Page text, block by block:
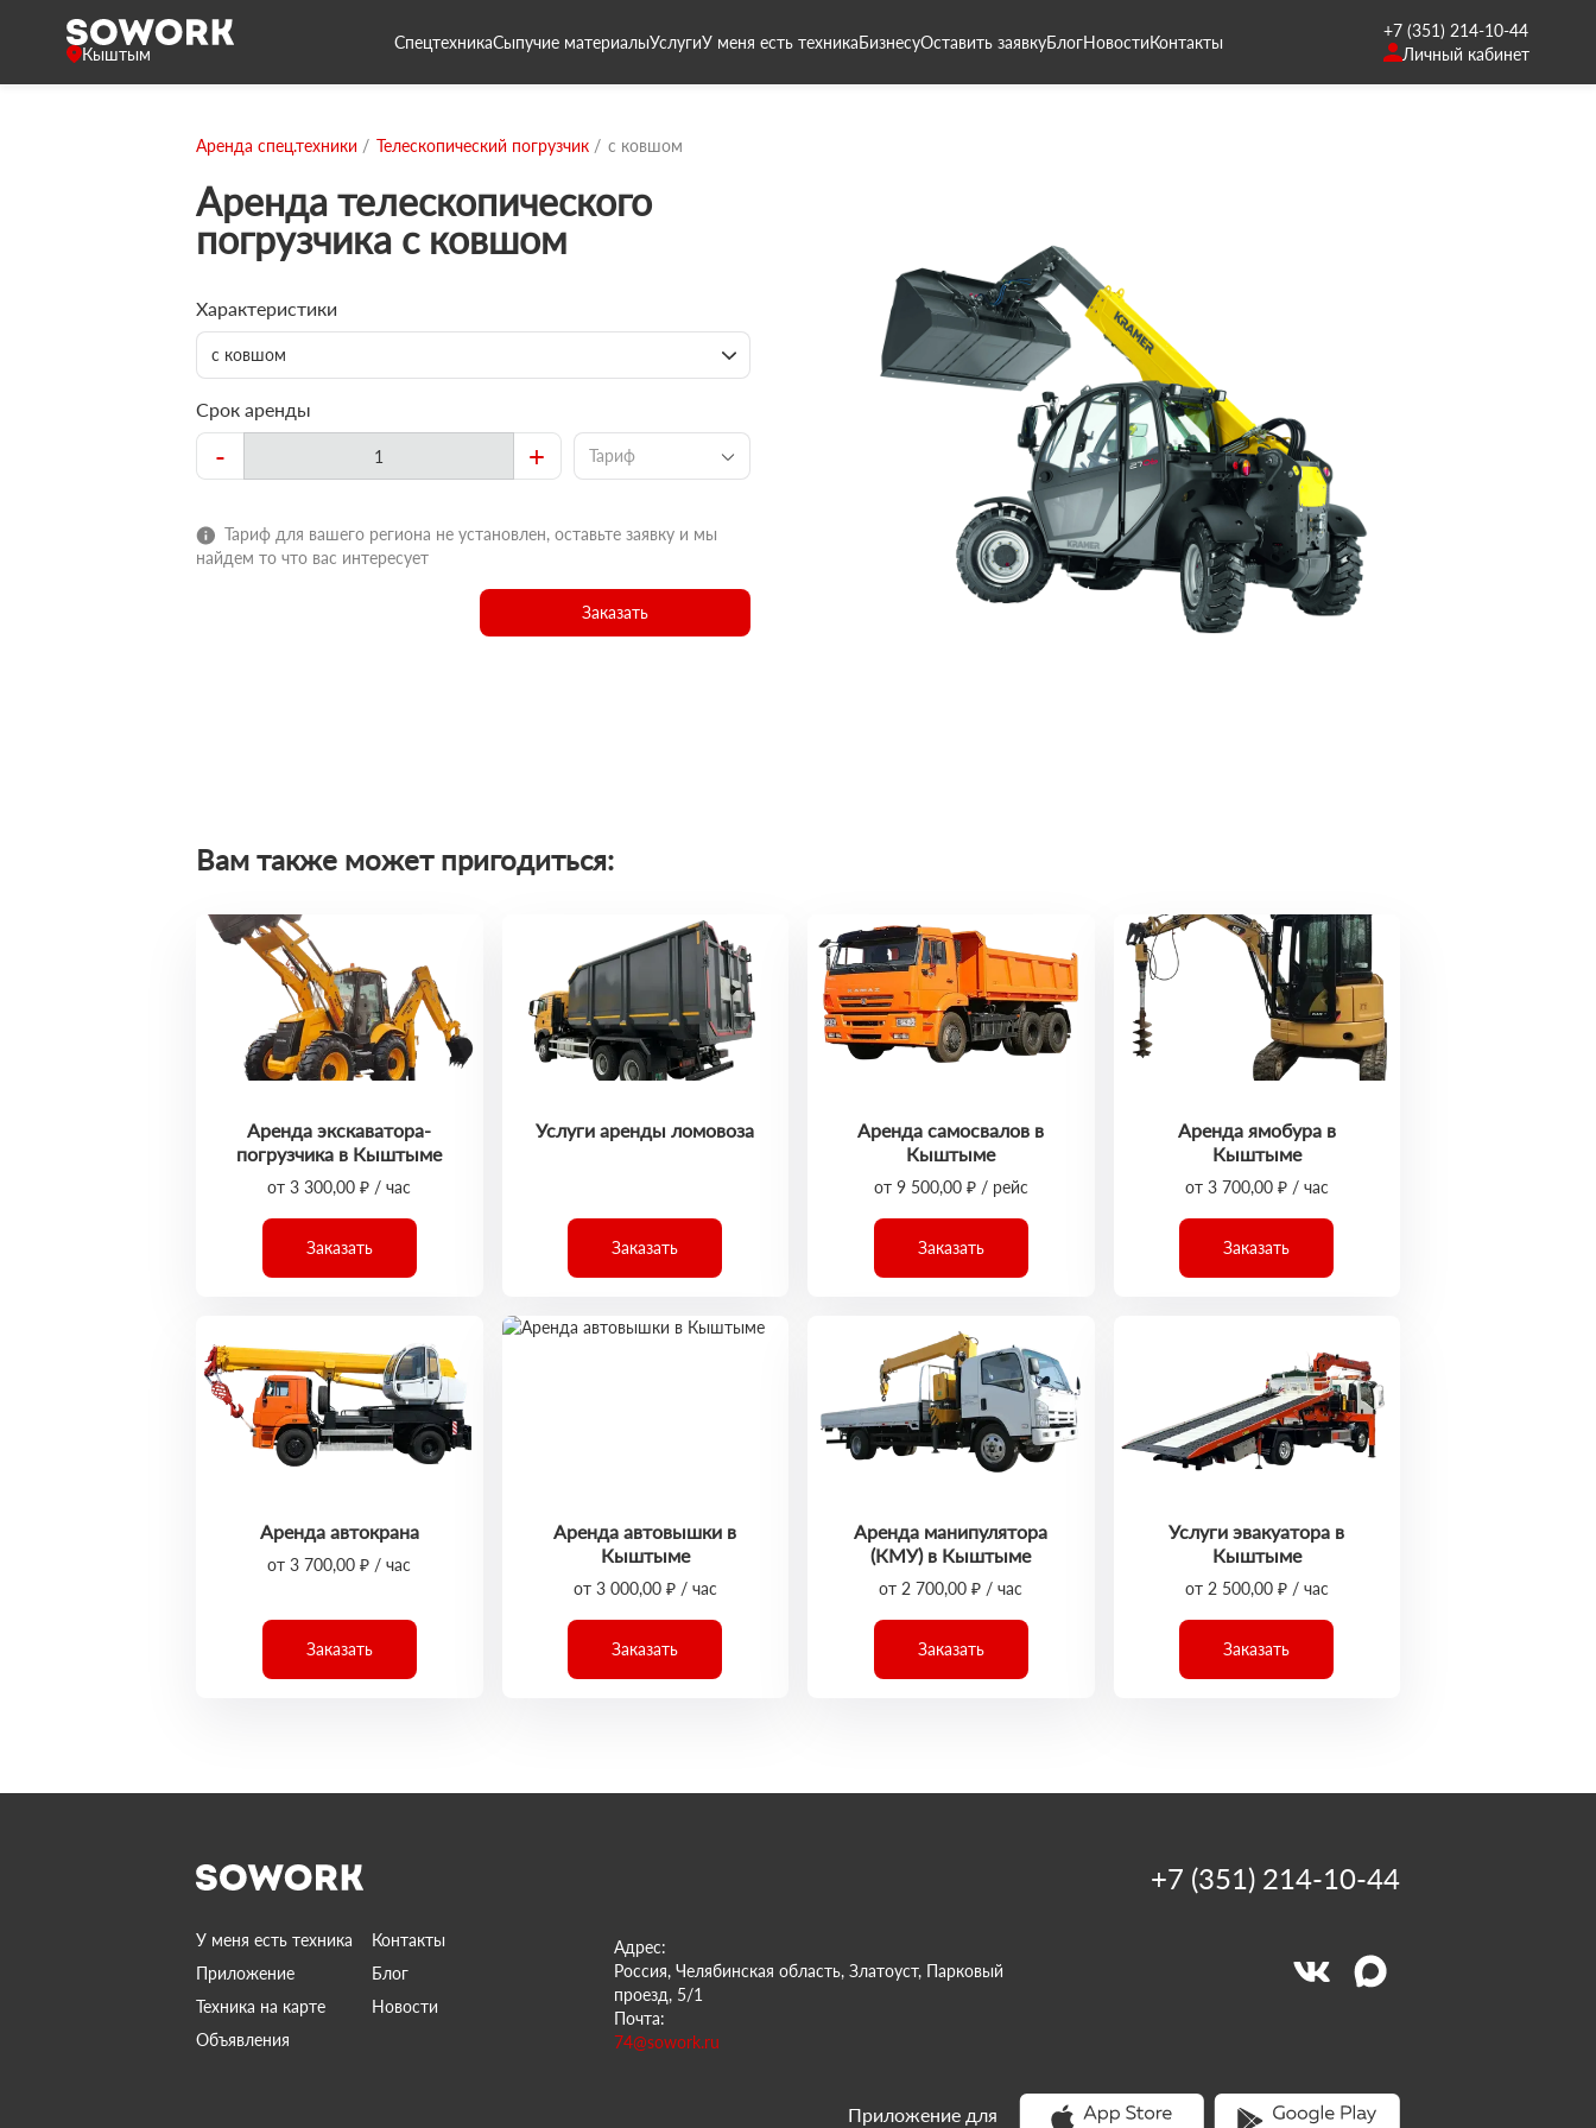
Кыштым
СпецтехникаСыпучие материалыУслугиУ меня есть техникаБизнесуОставить заявкуБлогНовостиКонтакты
+7 (351) 214-10-44
Личный кабинет
Аренда спец.техники Телескопический погрузчик с ковшом
Аренда телескопического
погрузчика с ковшом
Характеристики
с ковшом
Срок аренды
- + Тариф
Тариф для вашего региона не установлен, оставьте заявку и мы
найдем то что вас интересует
Заказать
Вам также может пригодиться:
Аренда экскаватора-
погрузчика в Кыштыме
от 3 300,00 ₽ / час
Заказать
Услуги аренды ломовоза
Заказать
Аренда самосвалов в
Кыштыме
от 9 500,00 ₽ / рейс
Заказать
Аренда ямобура в
Кыштыме
от 3 700,00 ₽ / час
Заказать
Аренда автокрана
от 3 700,00 ₽ / час
Заказать
Аренда автовышки в
Кыштыме
от 3 000,00 ₽ / час
Заказать
Аренда манипулятора
(КМУ) в Кыштыме
от 2 700,00 ₽ / час
Заказать
Услуги эвакуатора в
Кыштыме
от 2 500,00 ₽ / час
Заказать
У меня есть техника
Контакты
Приложение
Блог
Техника на карте
Новости
Объявления
Адрес:
Россия, Челябинская область, Златоуст, Парковый
проезд, 5/1
Почта:
74@sowork.ru
+7 (351) 214-10-44
Приложение для